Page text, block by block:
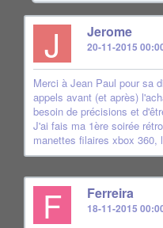
J Jerome
20-11-2015
Merci à Jean Paul pour sa
appels avant (et après)
besoin de précisions et
J'ai fais ma 1ère soirée
manettes filaires xbox 360,
F Ferreira
18-11-2015